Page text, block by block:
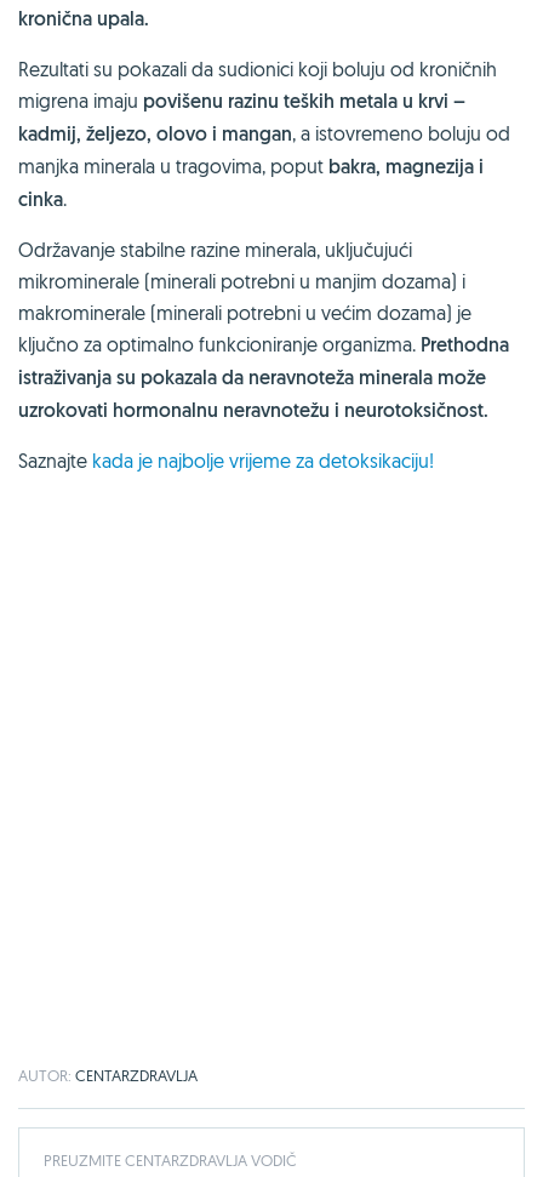
kronična upala.
Rezultati su pokazali da sudionici koji boluju od kroničnih
migrena imaju povišenu razinu teških metala u krvi –
kadmij, željezo, olovo i mangan, a istovremeno boluju od
manjka minerala u tragovima, poput bakra, magnezija i
cinka.
Održavanje stabilne razine minerala, uključujući
mikrominerale (minerali potrebni u manjim dozama) i
makrominerale (minerali potrebni u većim dozama) je
ključno za optimalno funkcioniranje organizma. Prethodna
istraživanja su pokazala da neravnoteža minerala može
uzrokovati hormonalnu neravnotežu i neurotoksičnost.
Saznajte kada je najbolje vrijeme za detoksikaciju!
AUTOR: CENTARZDRAVLJA
PREUZMITE CENTARZDRAVLJA VODIČ